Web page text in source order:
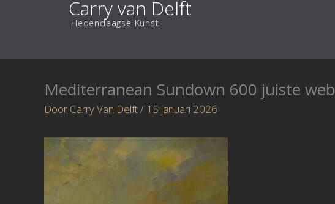
inhoud
Carry van Delft
Hedendaagse Kunst
Mediterranean Sundown 600 juiste web
Door Carry Van Delft/ 15 januari 2026